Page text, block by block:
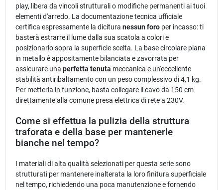
play, libera da vincoli strutturali o modifiche permanenti ai tuoi
elementi d'arredo. La documentazione tecnica ufficiale
certifica espressamente la dicitura nessun foro per incasso: ti
basterà estrarre il lume dalla sua scatola a colori e
posizionarlo sopra la superficie scelta. La base circolare piana
in metallo è appositamente bilanciata e zavorrata per
assicurare una perfetta tenuta meccanica e un'eccellente
stabilità antiribaltamento con un peso complessivo di 4,1 kg.
Per metterla in funzione, basta collegare il cavo da 150 cm
direttamente alla comune presa elettrica di rete a 230V.
Come si effettua la pulizia della struttura
traforata e della base per mantenerle
bianche nel tempo?
I materiali di alta qualità selezionati per questa serie sono
strutturati per mantenere inalterata la loro finitura superficiale
nel tempo, richiedendo una poca manutenzione e fornendo